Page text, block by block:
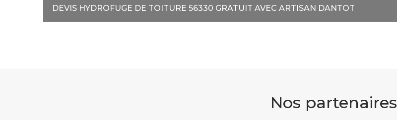
DEVIS HYDROFUGE DE TOITURE 56330 GRATUIT AVEC ARTISAN DANTOT
Nos partenaires